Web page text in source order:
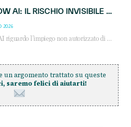
SHADOW AI: IL RISCHIO INVISIBILE CHE LE AZIENDE POSSONO GOVERNARE
2026
Shadow AI riguardo l’impiego non autorizzato di sistemi AI all’interno dell’azienda. E’ una pratica che si diffonde a partire dai dipendenti fino ai dirigenti e mette a repentaglio la cybersecurity, con costi più elevati per le organizzazioni. Due recenti report illustrano il fenomeno e forniscono dati in merito
un argomento trattato su queste
saremo felici di aiutarti!